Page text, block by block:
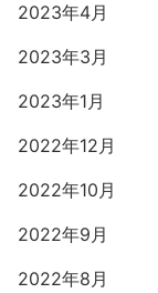
2023年4月
2023年3月
2023年1月
2022年12月
2022年10月
2022年9月
2022年8月